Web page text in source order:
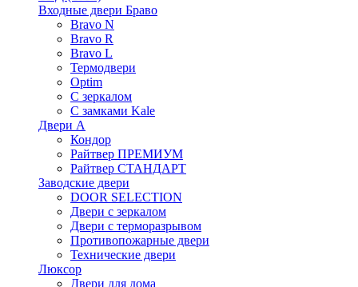
Входные двери Браво
Bravo N
Bravo R
Bravo L
Термодвери
Optim
С зеркалом
С замками Kale
Двери А
Кондор
Райтвер ПРЕМИУМ
Райтвер СТАНДАРТ
Заводские двери
DOOR SELECTION
Двери с зеркалом
Двери с терморазрывом
Противопожарные двери
Технические двери
Люксор
Двери для дома